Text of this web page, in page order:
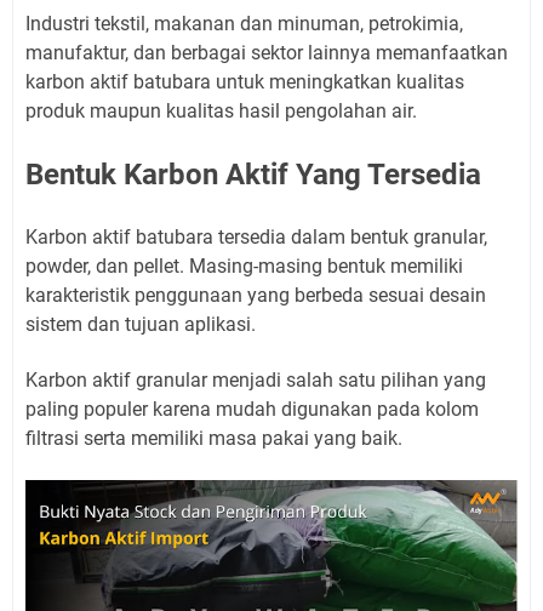
Industri tekstil, makanan dan minuman, petrokimia,
manufaktur, dan berbagai sektor lainnya memanfaatkan
karbon aktif batubara untuk meningkatkan kualitas
produk maupun kualitas hasil pengolahan air.
Bentuk Karbon Aktif Yang Tersedia
Karbon aktif batubara tersedia dalam bentuk granular,
powder, dan pellet. Masing-masing bentuk memiliki
karakteristik penggunaan yang berbeda sesuai desain
sistem dan tujuan aplikasi.
Karbon aktif granular menjadi salah satu pilihan yang
paling populer karena mudah digunakan pada kolom
filtrasi serta memiliki masa pakai yang baik.